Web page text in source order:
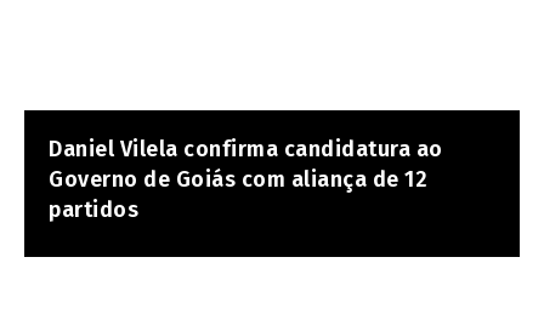
Daniel Vilela confirma candidatura ao
Governo de Goiás com aliança de 12
partidos